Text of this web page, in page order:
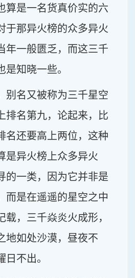
算是一名货真价实的六
于那异火榜的众多异火
年一般匮乏，而这三千
知晓一些。
别名又被称为三千星空
排名第九，论起来，比
名还要高上两位，这种
是异火榜上众多异火
的一类，因为它并非是
而是在遥遥的星空之中
载，三千焱炎火成形，
地如处沙漠，昼夜不
不出。